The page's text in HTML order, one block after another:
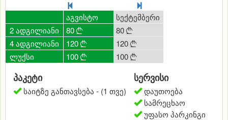
2 ადგილიანი
4 ადგილიანი
ლუქსი
80
120
100
აგვისტო
80 
120 
100 
სექტემბერი
80 
120 
100 
პაკეტი
საიტზე განთავსება - (1 თვე)
სერვისი
დაუთოება
სამრეცხაო
უფასო პარკინგი